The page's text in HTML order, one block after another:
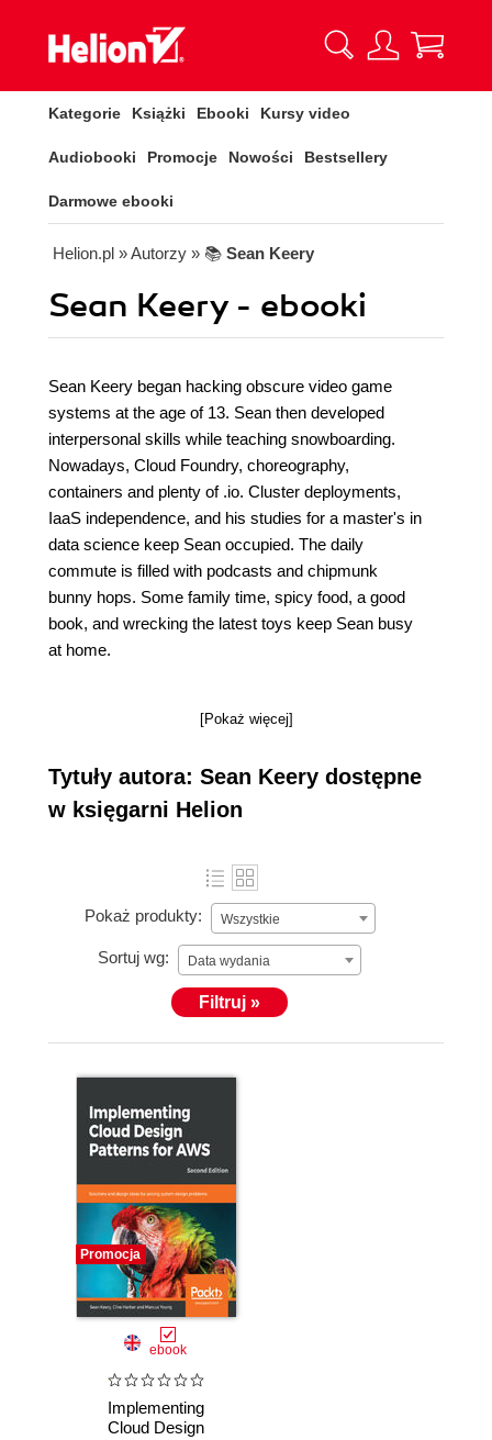
Kategorie Książki Ebooki Kursy video
Audiobooki Promocje Nowości Bestsellery
Darmowe ebooki
Helion.pl » Autorzy » 📚 Sean Keery
Sean Keery - ebooki
Sean Keery began hacking obscure video game
systems at the age of 13. Sean then developed
interpersonal skills while teaching snowboarding.
Nowadays, Cloud Foundry, choreography,
containers and plenty of .io. Cluster deployments,
IaaS independence, and his studies for a master's in
data science keep Sean occupied. The daily
commute is filled with podcasts and chipmunk
bunny hops. Some family time, spicy food, a good
book, and wrecking the latest toys keep Sean busy
at home.
[Pokaż więcej]
Tytuły autora: Sean Keery dostępne
w księgarni Helion
Pokaż produkty: Wszystkie
Sortuj wg: Data wydania
Filtruj »
Promocja
ebook
Implementing
Cloud Design